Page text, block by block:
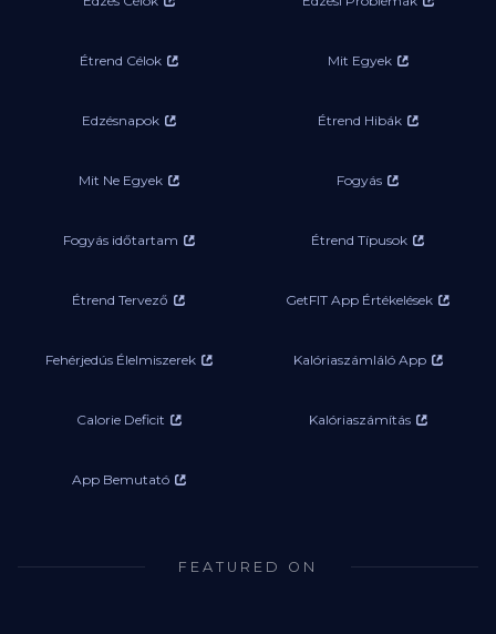
Étrend Célok Mit Egyek
Edzésnapok Étrend Hibák
Mit Ne Egyek Fogyás
Fogyás időtartam Étrend Típusok
Étrend Tervező GetFIT App Értékelések
Fehérjedús Élelmiszerek Kalóriaszámláló App
Calorie Deficit Kalóriaszámítás
App Bemutató
FEATURED ON